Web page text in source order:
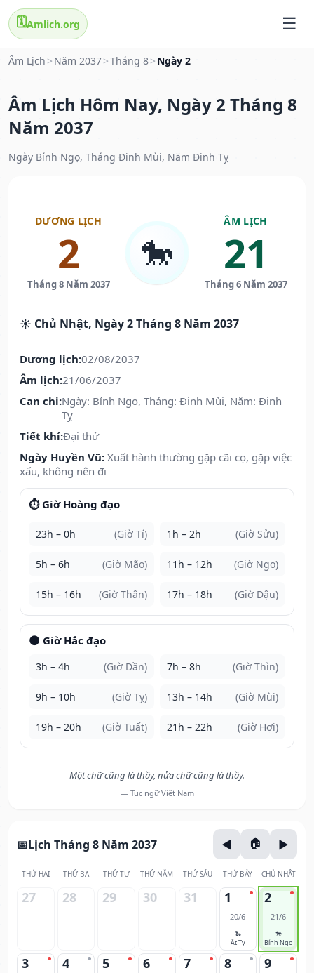
🗓️Amlich.org
Âm Lịch > Năm 2037>Tháng 8> Ngày 2
Âm Lịch Hôm Nay, Ngày 2 Tháng 8
Năm 2037
Ngày Bính Ngọ, Tháng Đinh Mùi, Năm Đinh Tỵ
DƯƠNG LỊCH
2
Tháng 8 Năm 2037
🐎
ÂM LỊCH
21
Tháng 6 Năm 2037
☀️ Chủ Nhật, Ngày 2 Tháng 8 Năm 2037
Dương lịch:02/08/2037
Âm lịch:21/06/2037
Can chi:Ngày: Bính Ngọ, Tháng: Đinh Mùi, Năm: Đinh
Tỵ
Tiết khí:Đại thử
Ngày Huyền Vũ: Xuất hành thường gặp cãi cọ, gặp việc
xấu, không nên đi
⏱️ Giờ Hoàng đạo
23h – 0h (Giờ Tí) 1h – 2h (Giờ Sửu)
5h – 6h (Giờ Mão) 11h – 12h (Giờ Ngọ)
15h – 16h (Giờ Thân) 17h – 18h (Giờ Dậu)
🌑 Giờ Hắc đạo
3h – 4h (Giờ Dần) 7h – 8h (Giờ Thìn)
9h – 10h (Giờ Tỵ) 13h – 14h (Giờ Mùi)
19h – 20h (Giờ Tuất) 21h – 22h (Giờ Hợi)
Một chữ cũng là thầy, nửa chữ cũng là thầy.
— Tục ngữ Việt Nam
Lịch Tháng 8 Năm 2037
THỨ HAI THỨ BA THỨ TƯ THỨ NĂM THỨ SÁU THỨ BẢY CHỦ NHẬT
27 28 29 30 31 1
20/6
🐍
Ất Tỵ
2
21/6
🐎
Bính Ngọ
3 4 5 6 7 8 9